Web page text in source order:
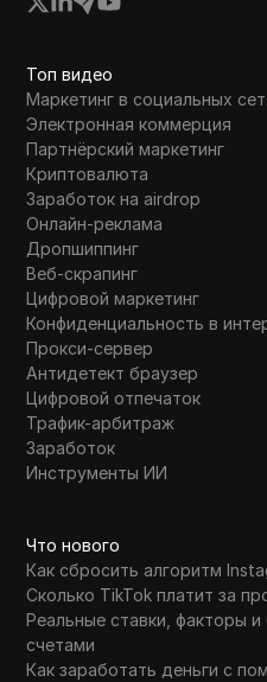
Топ видео
Маркетинг в социальных
Электронная коммерция
Партнёрский маркетинг
Криптовалюта
Заработок на airdrop
Онлайн-реклама
Дропшиппинг
Веб-скрапинг
Цифровой маркетинг
Конфиденциальность в
Прокси-сервер
Антидетект браузер
Цифровой отпечаток
Трафик-арбитраж
Заработок
Инструменты ИИ
Что нового
Как сбросить алгоритм
Сколько TikTok платит за
Реальные ставки, факторы
счетами
Как заработать деньги с